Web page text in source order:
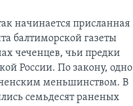
начинается присланная
балтиморской газеты
чеченцев, чьи предки
России. По закону, одно
меньшинством. В
семьдесят раненых